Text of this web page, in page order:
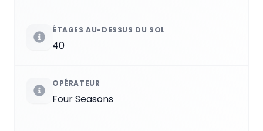
ÉTAGES AU-DESSUS DU SOL
40
OPÉRATEUR
Four Seasons